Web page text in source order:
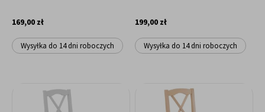
169,00 zł
Wysyłka do 14 dni roboczych
199,00 zł
Wysyłka do 14 dni roboczych